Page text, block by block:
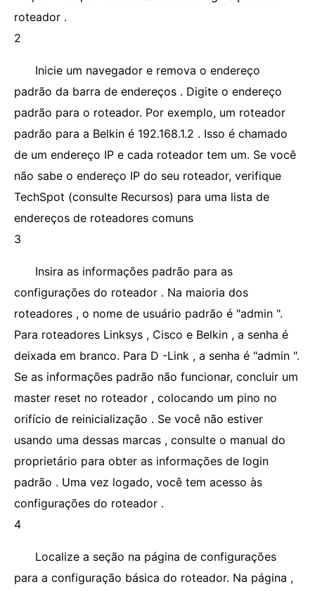
roteador .
2
Inicie um navegador e remova o endereço
padrão da barra de endereços . Digite o endereço
padrão para o roteador. Por exemplo, um roteador
padrão para a Belkin é 192.168.1.2 . Isso é chamado
de um endereço IP e cada roteador tem um. Se você
não sabe o endereço IP do seu roteador, verifique
TechSpot (consulte Recursos) para uma lista de
endereços de roteadores comuns
3
Insira as informações padrão para as
configurações do roteador . Na maioria dos
roteadores , o nome de usuário padrão é "admin ".
Para roteadores Linksys , Cisco e Belkin , a senha é
deixada em branco. Para D -Link , a senha é "admin ".
Se as informações padrão não funcionar, concluir um
master reset no roteador , colocando um pino no
orifício de reinicialização . Se você não estiver
usando uma dessas marcas , consulte o manual do
proprietário para obter as informações de login
padrão . Uma vez logado, você tem acesso às
configurações do roteador .
4
Localize a seção na página de configurações
para a configuração básica do roteador. Na página ,